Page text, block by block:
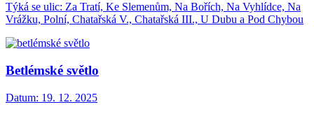
Týká se ulic: Za Tratí, Ke Slemenům, Na Bořích, Na Vyhlídce, Na
Vrážku, Polní, Chatařská V., Chatařská III., U Dubu a Pod Chybou
Betlémské světlo
Datum: 19. 12. 2025